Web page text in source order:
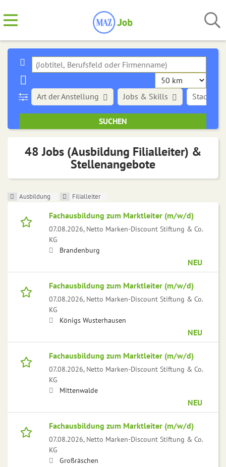
Stadt
Art der Anstellung Jobs & Skills
48 Jobs (Ausbildung Filialleiter) &
Stellenangebote
Ausbildung Filialleiter
Fachausbildung zum Marktleiter (m/w/d)
07.08.2026, Netto Marken-Discount Stiftung & Co.
KG
Brandenburg
NEU
Fachausbildung zum Marktleiter (m/w/d)
07.08.2026, Netto Marken-Discount Stiftung & Co.
KG
Königs Wusterhausen
NEU
Fachausbildung zum Marktleiter (m/w/d)
07.08.2026, Netto Marken-Discount Stiftung & Co.
KG
Mittenwalde
NEU
Fachausbildung zum Marktleiter (m/w/d)
07.08.2026, Netto Marken-Discount Stiftung & Co.
KG
Großräschen